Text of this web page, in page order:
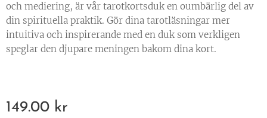
och mediering, är vår tarotkortsduk en oumbärlig del av
din spirituella praktik. Gör dina tarotläsningar mer
intuitiva och inspirerande med en duk som verkligen
speglar den djupare meningen bakom dina kort.
149.00 kr